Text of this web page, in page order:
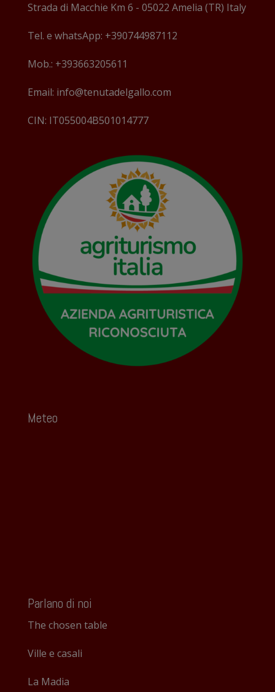
Strada di Macchie Km 6 - 05022 Amelia (TR) Italy
Tel. e whatsApp: +390744987112
Mob.: +393663205611
Email: info@tenutadelgallo.com
CIN: IT055004B501014777
Meteo
Parlano di noi
The chosen table
Ville e casali
La Madia